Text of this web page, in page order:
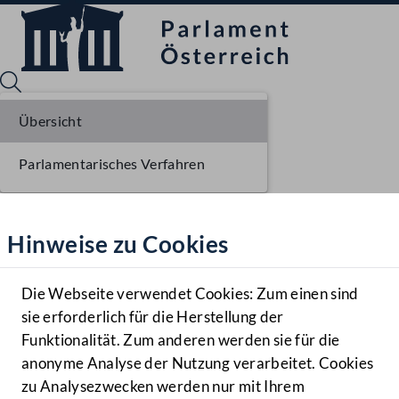
Hilfe
Benutzer
Navigationsmenü öffnen
MENÜ
Hinweise zu Cookies
Die Webseite verwendet Cookies: Zum einen sind
sie erforderlich für die Herstellung der
Funktionalität. Zum anderen werden sie für die
anonyme Analyse der Nutzung verarbeitet. Cookies
zu Analysezwecken werden nur mit Ihrem
Übersicht
Parlamentarisches Verfahren